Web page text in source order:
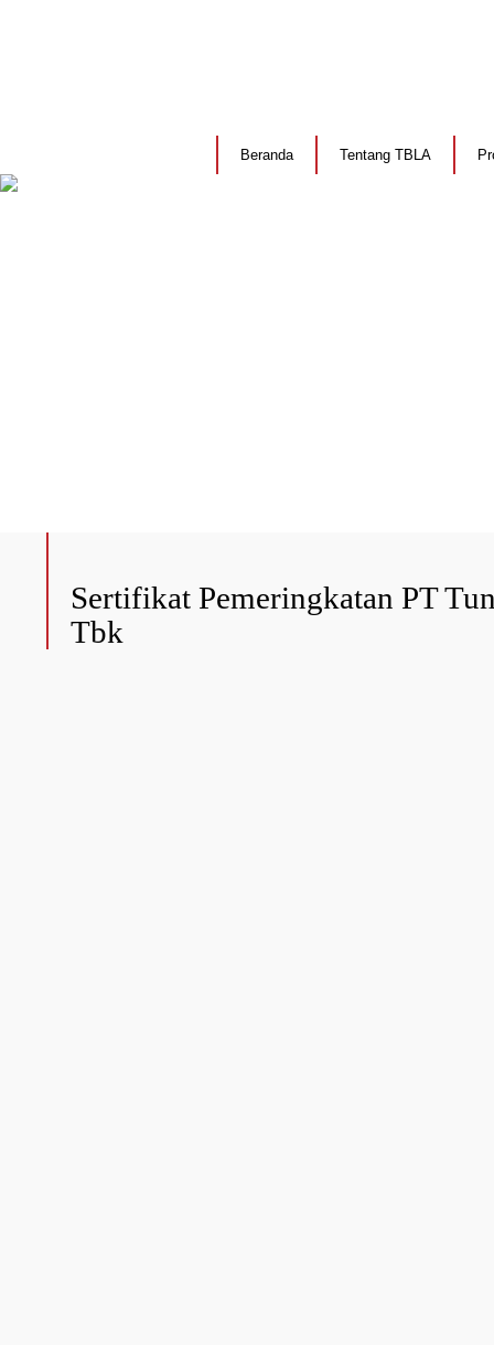
Beranda Tentang TBLA
Sertifikat Pemeringkatan PT
Tbk